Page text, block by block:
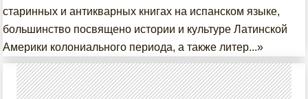
старинных и антикварных книгах на испанском языке,
большинство посвящено истории и культуре Латинской
Америки колониального периода, а также литер...»